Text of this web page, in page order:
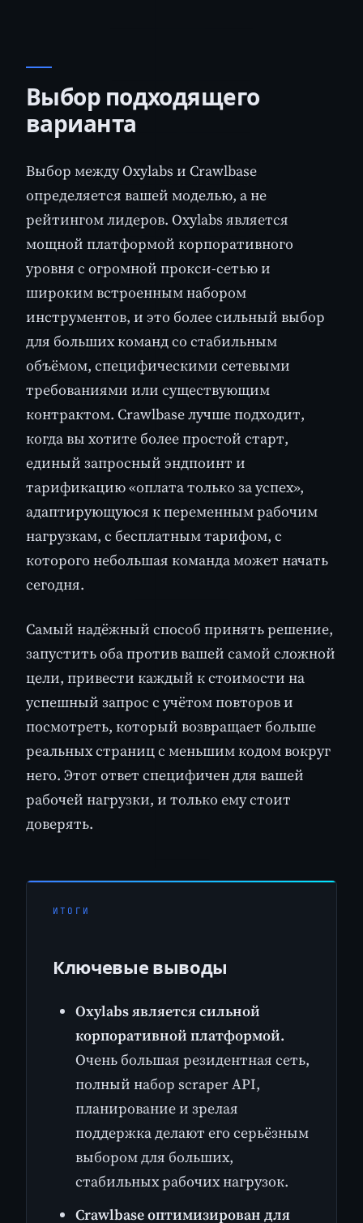
Выбор подходящего
варианта
Выбор между Oxylabs и Crawlbase
определяется вашей моделью, а не
рейтингом лидеров. Oxylabs является
мощной платформой корпоративного
уровня с огромной прокси-сетью и
широким встроенным набором
инструментов, и это более сильный выбор
для больших команд со стабильным
объёмом, специфическими сетевыми
требованиями или существующим
контрактом. Crawlbase лучше подходит,
когда вы хотите более простой старт,
единый запросный эндпоинт и
тарификацию «оплата только за успех»,
адаптирующуюся к переменным рабочим
нагрузкам, с бесплатным тарифом, с
которого небольшая команда может начать
сегодня.
Самый надёжный способ принять решение,
запустить оба против вашей самой сложной
цели, привести каждый к стоимости на
успешный запрос с учётом повторов и
посмотреть, который возвращает больше
реальных страниц с меньшим кодом вокруг
него. Этот ответ специфичен для вашей
рабочей нагрузки, и только ему стоит
доверять.
ИТОГИ
Ключевые выводы
Oxylabs является сильной
корпоративной платформой.
Очень большая резидентная сеть,
полный набор scraper API,
планирование и зрелая
поддержка делают его серьёзным
выбором для больших,
стабильных рабочих нагрузок.
Crawlbase оптимизирован для